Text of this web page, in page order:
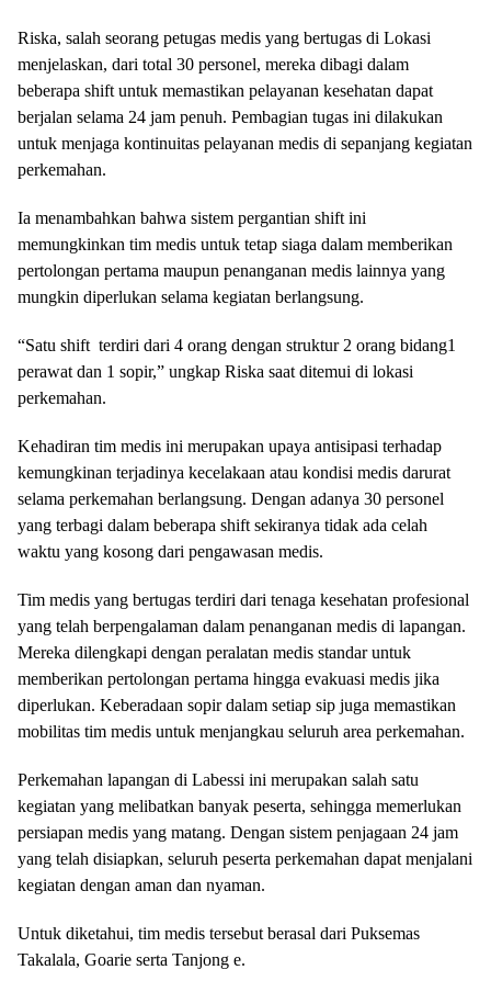
Riska, salah seorang petugas medis yang bertugas di Lokasi
menjelaskan, dari total 30 personel, mereka dibagi dalam
beberapa shift untuk memastikan pelayanan kesehatan dapat
berjalan selama 24 jam penuh. Pembagian tugas ini dilakukan
untuk menjaga kontinuitas pelayanan medis di sepanjang kegiatan
perkemahan.
Ia menambahkan bahwa sistem pergantian shift ini
memungkinkan tim medis untuk tetap siaga dalam memberikan
pertolongan pertama maupun penanganan medis lainnya yang
mungkin diperlukan selama kegiatan berlangsung.
“Satu shift terdiri dari 4 orang dengan struktur 2 orang bidang1
perawat dan 1 sopir,” ungkap Riska saat ditemui di lokasi
perkemahan.
Kehadiran tim medis ini merupakan upaya antisipasi terhadap
kemungkinan terjadinya kecelakaan atau kondisi medis darurat
selama perkemahan berlangsung. Dengan adanya 30 personel
yang terbagi dalam beberapa shift sekiranya tidak ada celah
waktu yang kosong dari pengawasan medis.
Tim medis yang bertugas terdiri dari tenaga kesehatan profesional
yang telah berpengalaman dalam penanganan medis di lapangan.
Mereka dilengkapi dengan peralatan medis standar untuk
memberikan pertolongan pertama hingga evakuasi medis jika
diperlukan. Keberadaan sopir dalam setiap sip juga memastikan
mobilitas tim medis untuk menjangkau seluruh area perkemahan.
Perkemahan lapangan di Labessi ini merupakan salah satu
kegiatan yang melibatkan banyak peserta, sehingga memerlukan
persiapan medis yang matang. Dengan sistem penjagaan 24 jam
yang telah disiapkan, seluruh peserta perkemahan dapat menjalani
kegiatan dengan aman dan nyaman.
Untuk diketahui, tim medis tersebut berasal dari Puksemas
Takalala, Goarie serta Tanjong e.